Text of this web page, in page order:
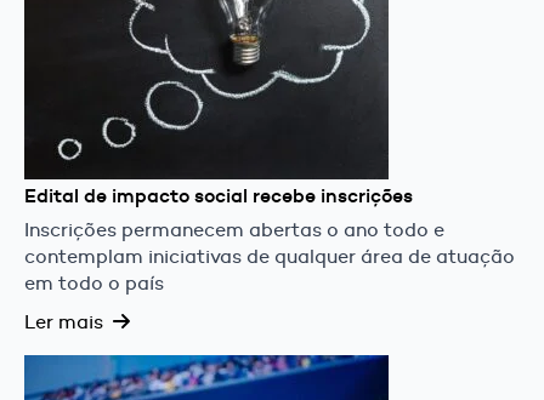
Edital de impacto social recebe inscrições
Inscrições permanecem abertas o ano todo e
contemplam iniciativas de qualquer área de atuação
em todo o país
Ler mais